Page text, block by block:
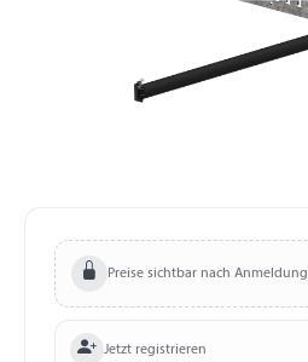
Preise sichtbar nach Anmeldung
Jetzt registrieren